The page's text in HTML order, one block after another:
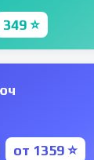
349 ⭐
от 1359 ⭐